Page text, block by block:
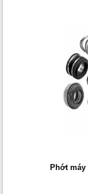
Phớt máy